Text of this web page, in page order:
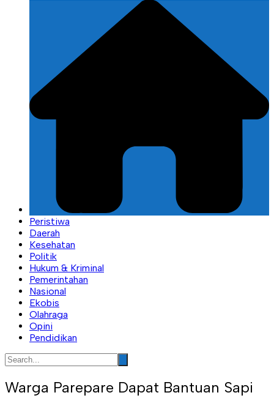
Peristiwa
Daerah
Kesehatan
Politik
Hukum & Kriminal
Pemerintahan
Nasional
Ekobis
Olahraga
Opini
Pendidikan
Warga Parepare Dapat Bantuan Sapi